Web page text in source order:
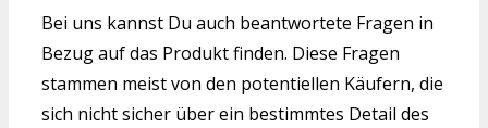
Bei uns kannst Du auch beantwortete Fragen in
Bezug auf das Produkt finden. Diese Fragen
stammen meist von den potentiellen Käufern, die
sich nicht sicher über ein bestimmtes Detail des